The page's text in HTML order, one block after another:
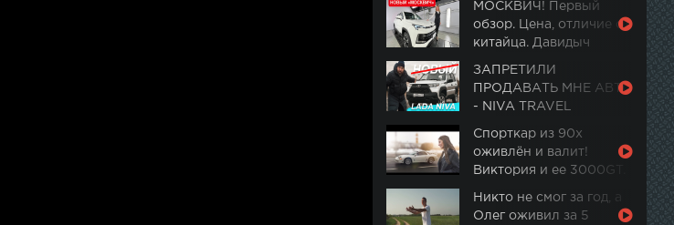
МОСКВИЧ! Первый
обзор. Цена, отличие от
китайца. Давидыч
ЗАПРЕТИЛИ
ПРОДАВАТЬ МНЕ АВТО
- NIVA TRAVEL
Спорткар из 90х
оживлён и валит!
Виктория и ее 3000GT.
Никто не смог за год, а
Олег оживил за 5